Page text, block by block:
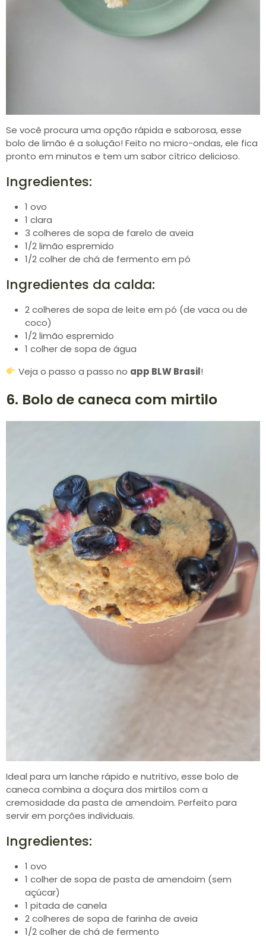
Se você procura uma opção rápida e saborosa, esse
bolo de limão é a solução! Feito no micro-ondas, ele fica
pronto em minutos e tem um sabor cítrico delicioso.
Ingredientes:
1 ovo
1 clara
3 colheres de sopa de farelo de aveia
1/2 limão espremido
1/2 colher de chá de fermento em pó
Ingredientes da calda:
2 colheres de sopa de leite em pó (de vaca ou de
coco)
1/2 limão espremido
1 colher de sopa de água
Veja o passo a passo no app BLW Brasil!
6. Bolo de caneca com mirtilo
Ideal para um lanche rápido e nutritivo, esse bolo de
caneca combina a doçura dos mirtilos com a
cremosidade da pasta de amendoim. Perfeito para
servir em porções individuais.
Ingredientes:
1 ovo
1 colher de sopa de pasta de amendoim (sem
açúcar)
1 pitada de canela
2 colheres de sopa de farinha de aveia
1/2 colher de chá de fermento